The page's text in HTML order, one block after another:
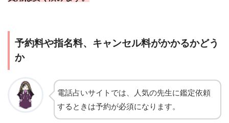
予約料や指名料、キャンセル料がかかるかどう
か
電話占いサイトでは、人気の先生に鑑定依頼
するときは予約が必須になります。